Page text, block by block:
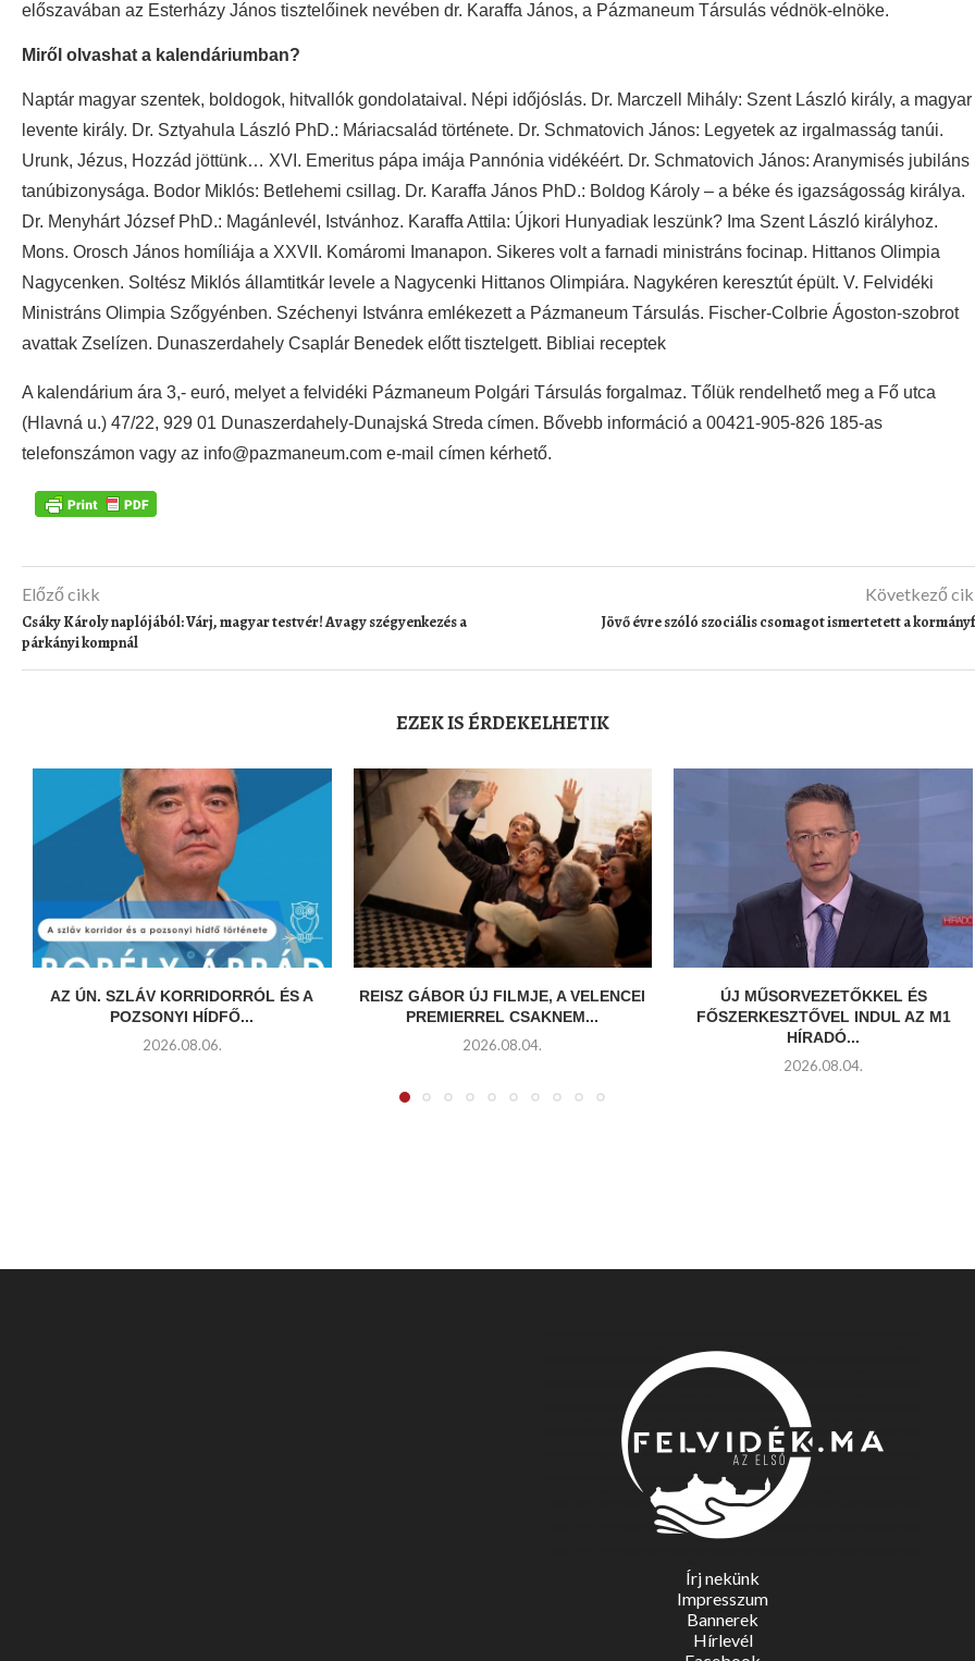
előszavában az Esterházy János tisztelőinek nevében dr. Karaffa János, a Pázmaneum Társulás védnök-elnöke.
Miről olvashat a kalendáriumban?
Naptár magyar szentek, boldogok, hitvallók gondolataival. Népi időjóslás. Dr. Marczell Mihály: Szent László király, a magyar
levente király. Dr. Sztyahula László PhD.: Máriacsalád története. Dr. Schmatovich János: Legyetek az irgalmasság tanúi.
Urunk, Jézus, Hozzád jöttünk… XVI. Emeritus pápa imája Pannónia vidékéért. Dr. Schmatovich János: Aranymisés jubiláns
tanúbizonysága. Bodor Miklós: Betlehemi csillag. Dr. Karaffa János PhD.: Boldog Károly – a béke és igazságosság királya.
Dr. Menyhárt József PhD.: Magánlevél, Istvánhoz. Karaffa Attila: Újkori Hunyadiak leszünk? Ima Szent László királyhoz.
Mons. Orosch János homíliája a XXVII. Komáromi Imanapon. Sikeres volt a farnadi ministráns focinap. Hittanos Olimpia
Nagycenken. Soltész Miklós államtitkár levele a Nagycenki Hittanos Olimpiára. Nagykéren keresztút épült. V. Felvidéki
Ministráns Olimpia Szőgyénben. Széchenyi Istvánra emlékezett a Pázmaneum Társulás. Fischer-Colbrie Ágoston-szobrot
avattak Zselízen. Dunaszerdahely Csaplár Benedek előtt tisztelgett. Bibliai receptek
A kalendárium ára 3,- euró, melyet a felvidéki Pázmaneum Polgári Társulás forgalmaz. Tőlük rendelhető meg a Fő utca
(Hlavná u.) 47/22, 929 01 Dunaszerdahely-Dunajská Streda címen. Bővebb információ a 00421-905-826 185-as
telefonszámon vagy az info@pazmaneum.com e-mail címen kérhető.
Előző cikk
Csáky Károly naplójából: Várj, magyar testvér! Avagy szégyenkezés a
párkányi kompnál
Következő
Jövő évre szóló szociális csomagot ismertetett a
EZEK IS ÉRDEKELHETIK
AZ ÚN. SZLÁV KORRIDORRÓL ÉS A
POZSONYI HÍDFŐ...
2026.08.06.
REISZ GÁBOR ÚJ FILMJE, A VELENCEI
PREMIERREL CSAKNEM...
2026.08.04.
ÚJ MŰSORVEZETŐKKEL ÉS
FŐSZERKESZTŐVEL INDUL AZ M1
HÍRADÓ...
2026.08.04.
Írj nekünk
Impresszum
Bannerek
Hírlevél